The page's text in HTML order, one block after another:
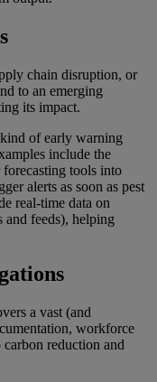
chain disruption, or
to an emerging
its impact.
of early warning
include the
tools into
alerts as soon as pest
real-time data on
and feeds), helping
a vast (and
workforce
reduction and